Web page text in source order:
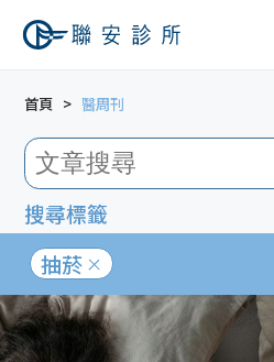
首頁 醫周刊
搜尋標籤
抽菸